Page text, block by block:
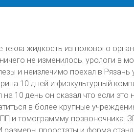
текла жидкость из полового
не изменилось. урологи в
и неизлечимо поехал в Рязань
10 дней и физкультурный
10 день он сказал что если это
в более крупные
и томограммму позвоночника.